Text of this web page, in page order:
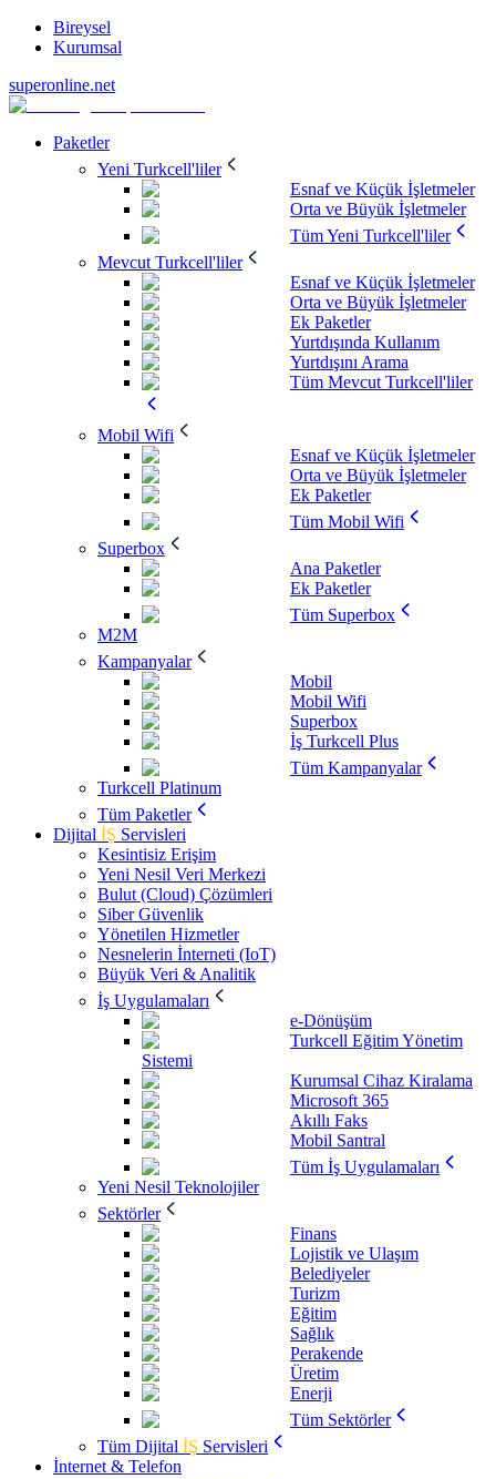
Bireysel
Kurumsal
superonline.net
Paketler
Yeni Turkcell'liler
Esnaf ve Küçük İşletmeler
Orta ve Büyük İşletmeler
Tüm Yeni Turkcell'liler
Mevcut Turkcell'liler
Esnaf ve Küçük İşletmeler
Orta ve Büyük İşletmeler
Ek Paketler
Yurtdışında Kullanım
Yurtdışını Arama
Tüm Mevcut Turkcell'liler
Mobil Wifi
Esnaf ve Küçük İşletmeler
Orta ve Büyük İşletmeler
Ek Paketler
Tüm Mobil Wifi
Superbox
Ana Paketler
Ek Paketler
Tüm Superbox
M2M
Kampanyalar
Mobil
Mobil Wifi
Superbox
İş Turkcell Plus
Tüm Kampanyalar
Turkcell Platinum
Tüm Paketler
Dijital İŞ Servisleri
Kesintisiz Erişim
Yeni Nesil Veri Merkezi
Bulut (Cloud) Çözümleri
Siber Güvenlik
Yönetilen Hizmetler
Nesnelerin İnterneti (IoT)
Büyük Veri & Analitik
İş Uygulamaları
e-Dönüşüm
Turkcell Eğitim Yönetim
Sistemi
Kurumsal Cihaz Kiralama
Microsoft 365
Akıllı Faks
Mobil Santral
Tüm İş Uygulamaları
Yeni Nesil Teknolojiler
Sektörler
Finans
Lojistik ve Ulaşım
Belediyeler
Turizm
Eğitim
Sağlık
Perakende
Üretim
Enerji
Tüm Sektörler
Tüm Dijital İŞ Servisleri
İnternet & Telefon